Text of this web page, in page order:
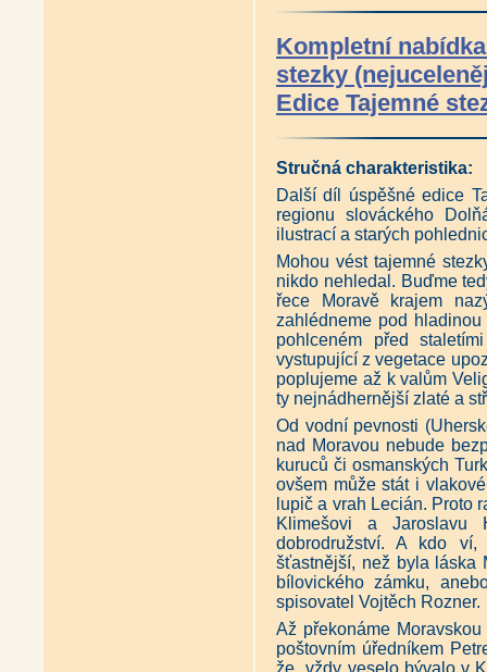
Kompletní
stezky
Edice Tajemné
Stručná charakteristika:
Další díl úspěšné edice
regionu slováckého
ilustrací a starých
Mohou vést tajemné
nikdo nehledal. Buďme
řece Moravě krajem
zahlédneme pod
pohlceném před
vystupující z vegetace
poplujeme až k valům
ty nejnádhernější zlaté a
Od vodní pevnosti
nad Moravou nebude
kuruců či osmanských
ovšem může stát i
lupič a vrah Lecián. Proto
Klimešovi a Jaroslavu
dobrodružství. A kdo
šťastnější, než byla láska
bílovického zámku,
spisovatel Vojtěch Rozner.
Až překonáme
poštovním úředníkem
že „vždy veselo bývalo v